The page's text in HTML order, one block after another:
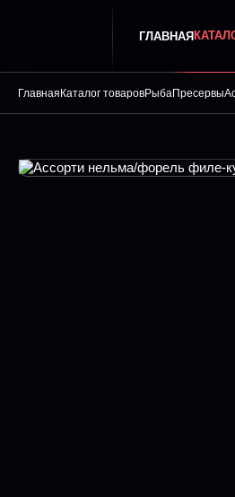
ГЛАВНАЯ
ГлавнаяКаталог товаровРыбаПресервы